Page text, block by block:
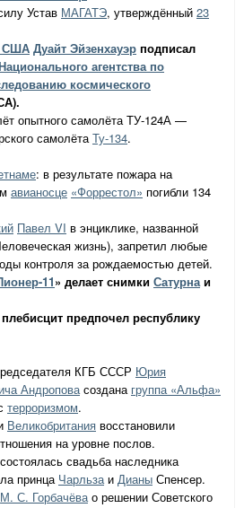
Устав МАГАТЭ, утверждённый 23
США Дуайт Эйзенхауэр подписал
агентства по
космического
опытного самолёта ТУ-124А —
самолёта Ту-134.
: в результате пожара на
авианосце «Форрестол» погибли 134
Павел VI в энциклике, названной
жизнь), запретил любые
контроля за рождаемостью детей.
11» делает снимки Сатурна и
предпочел республику
КГБ СССР Юрия
Андропова создана группа «Альфа»
терроризмом.
Великобритания восстановили
на уровне послов.
состоялась свадьба наследника
принца Чарльза и Дианы Спенсер.
М. С. Горбачёва о решении Советского